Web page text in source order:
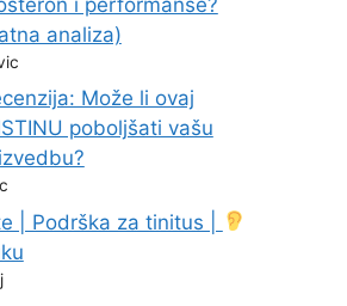
analiza)
Može li ovaj
poboljšati vašu
| Podrška za tinitus |